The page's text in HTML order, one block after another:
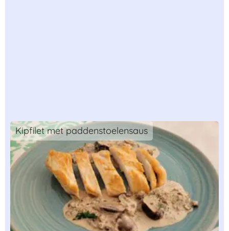
Kipfilet met paddenstoelensaus